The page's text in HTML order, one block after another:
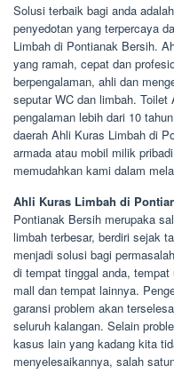
Solusi terbaik bagi anda
penyedotan yang terpercaya
Limbah di Pontianak Bersih.
yang ramah, cepat dan
berpengalaman, ahli dan
seputar WC dan limbah.
pengalaman lebih dari 10
daerah Ahli Kuras Limbah di
armada atau mobil milik
memudahkan kami dalam
Ahli Kuras Limbah di
Pontianak Bersih merupaka
limbah terbesar, berdiri sejak
menjadi solusi bagi
di tempat tinggal anda,
mall dan tempat lainnya.
garansi problem akan
seluruh kalangan. Selain
kasus lain yang kadang kita
menyelesaikannya, salah